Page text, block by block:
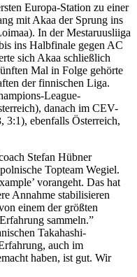
Europa-Station zu einer
mit Akaa der Sprung ins
In der Mestaruusliiga
ins Halbfinale gegen AC
sich Akaa schließlich
Mal in Folge gehörte
der finnischen Liga.
League-
danach im CEV-
ebenfalls Österreich,
Stefan Hübner
Topteam Wegiel.
vorangeht. Das hat
Annahme stabilisieren
einem der größten
sammeln.”
Takahashi-
auch im
haben, ist gut. Wir